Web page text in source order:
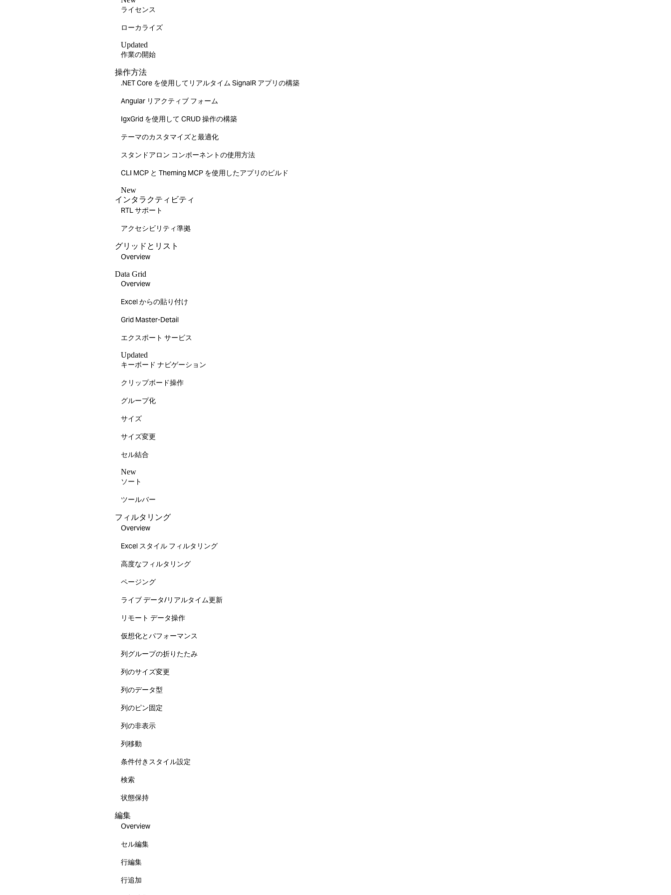
ライセンス
ローカライズ
Updated
作業の開始
操作方法
.NET Core を使用してリアルタイム SignalR アプリの構築
Angular リアクティブ フォーム
IgxGrid を使用して CRUD 操作の構築
テーマのカスタマイズと最適化
スタンドアロン コンポーネントの使用方法
CLI MCP と Theming MCP を使用したアプリのビルド
New
インタラクティビティ
RTL サポート
アクセシビリティ準拠
グリッドとリスト
Overview
Data Grid
Overview
Excel からの貼り付け
Grid Master-Detail
エクスポート サービス
Updated
キーボード ナビゲーション
クリップボード操作
グループ化
サイズ
サイズ変更
セル結合
New
ソート
ツールバー
フィルタリング
Overview
Excel スタイル フィルタリング
高度なフィルタリング
ページング
ライブ データ/リアルタイム更新
リモート データ操作
仮想化とパフォーマンス
列グループの折りたたみ
列のサイズ変更
列のデータ型
列のピン固定
列の非表示
列移動
条件付きスタイル設定
検索
状態保持
編集
Overview
セル編集
行編集
行追加